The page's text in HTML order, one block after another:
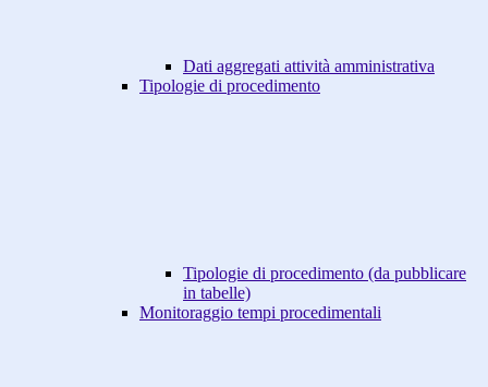
Dati aggregati attività amministrativa
Tipologie di procedimento
Tipologie di procedimento (da pubblicare
in tabelle)
Monitoraggio tempi procedimentali